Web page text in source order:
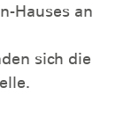
Hauses an
sich die